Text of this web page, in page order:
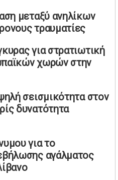
έχει δικαίωμα να
και την
συμφωνίες για τις
καπνικών και
σημεία
μεταξύ ανηλίκων
τραυματίες
για στρατιωτική
χωρών στην
σεισμικότητα στον
δυνατότητα
για το
αγάλματος